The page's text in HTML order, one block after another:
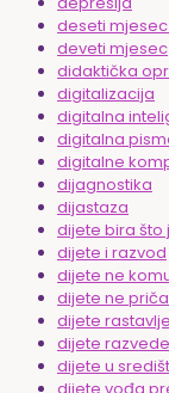
deseti
deveti mjesec
didaktička
digitalizacija
digitalna
digitalna
digitalne
dijagnostika
dijastaza
dijete bira što
dijete i razvod
dijete ne
dijete ne priča
dijete
dijete
dijete u